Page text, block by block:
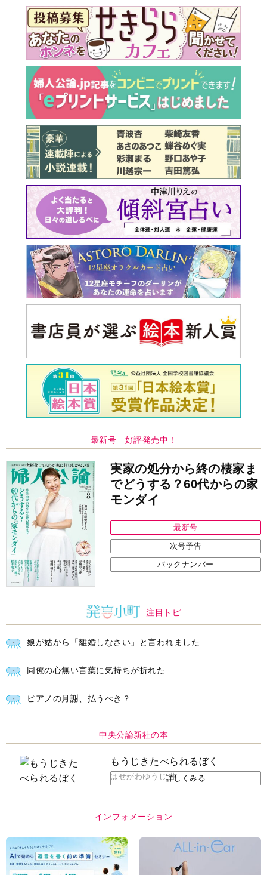
最新号 好評発売中！
実家の処分から終の棲家ま
でどうする？60代からの家
モンダイ
最新号
次号予告
バックナンバー
注目トピ
娘が姑から「離婚しなさい」と言われました
同僚の心無い言葉に気持ちが折れた
ピアノの月謝、払うべき？
中央公論新社の本
もうじきたべられるぼく
はせがわゆうじ 作詳しくみる
インフォメーション